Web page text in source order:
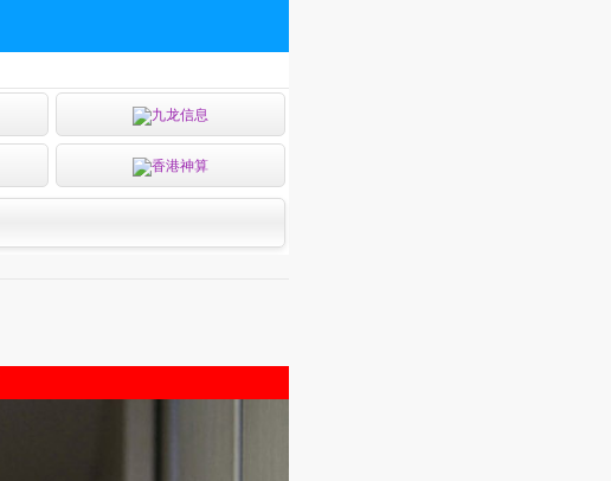
九龙信息
香港神算